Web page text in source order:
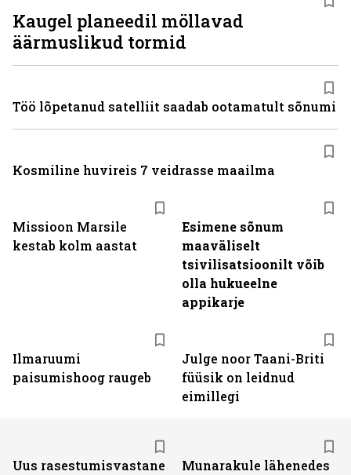
Missioon Marsile
kestab kolm aastat
Esimene sõnum
maaväliselt
tsivilisatsioonilt võib
olla hukueelne
appikarje
Ilmaruumi
paisumishoog raugeb
Julge noor Taani-Briti
füüsik on leidnud
eimillegi
Kaugel planeedil möllavad
äärmuslikud tormid
Töö lõpetanud satelliit saadab ootamatult sõnumi
Kosmiline huvireis 7 veidrasse maailma
Uus rasestumisvastane
Munarakule lähenedes